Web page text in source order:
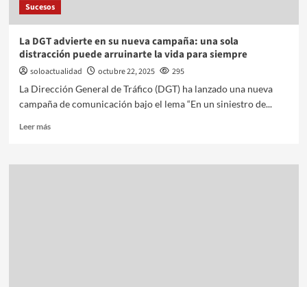
Sucesos
La DGT advierte en su nueva campaña: una sola
distracción puede arruinarte la vida para siempre
soloactualidad octubre 22, 2025
295
La Dirección General de Tráfico (DGT) ha lanzado una nueva
campaña de comunicación bajo el lema “En un siniestro de...
Leer más